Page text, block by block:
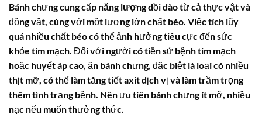
Bánh chưng cung cấp năng lượngdồi dào từ cả thực vật và
động vật, cùng với một lượng lớn chất béo. Việc tích lũy
quá nhiều chất béo có thể ảnh hưởng tiêu cực đến sức
khỏe tim mạch. Đối với người có tiền sử bệnh tim mạch
hoặc huyết áp cao, ăn bánh chưng, đặc biệt là loại có nhiều
thịt mỡ, có thể làm tăng tiết axit dịch vị và làm trầm trọng
thêm tình trạng bệnh. Nên ưu tiên bánh chưng ít mỡ, nhiều
nạc nếu muốn thưởng thức.